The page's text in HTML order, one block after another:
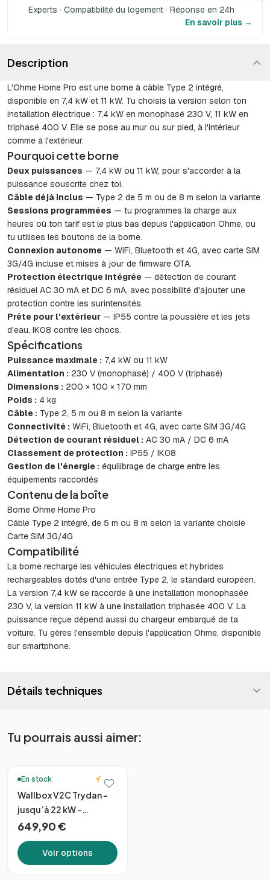
Experts · Compatibilité du logement · Réponse en 24h
En savoir plus →
Description
L'Ohme Home Pro est une borne à câble Type 2 intégré,
disponible en 7,4 kW et 11 kW. Tu choisis la version selon ton
installation électrique : 7,4 kW en monophasé 230 V, 11 kW en
triphasé 400 V. Elle se pose au mur ou sur pied, à l'intérieur
comme à l'extérieur.
Pourquoi cette borne
Deux puissances — 7,4 kW ou 11 kW, pour s'accorder à la
puissance souscrite chez toi.
Câble déjà inclus — Type 2 de 5 m ou de 8 m selon la variante.
Sessions programmées — tu programmes la charge aux
heures où ton tarif est le plus bas depuis l'application Ohme, ou
tu utilises les boutons de la borne.
Connexion autonome — WiFi, Bluetooth et 4G, avec carte SIM
3G/4G incluse et mises à jour de firmware OTA.
Protection électrique intégrée — détection de courant
résiduel AC 30 mA et DC 6 mA, avec possibilité d'ajouter une
protection contre les surintensités.
Prête pour l'extérieur — IP55 contre la poussière et les jets
d'eau, IK08 contre les chocs.
Spécifications
Puissance maximale : 7,4 kW ou 11 kW
Alimentation : 230 V (monophasé) / 400 V (triphasé)
Dimensions : 200 × 100 × 170 mm
Poids : 4 kg
Câble : Type 2, 5 m ou 8 m selon la variante
Connectivité : WiFi, Bluetooth et 4G, avec carte SIM 3G/4G
Détection de courant résiduel : AC 30 mA / DC 6 mA
Classement de protection : IP55 / IK08
Gestion de l'énergie : équilibrage de charge entre les
équipements raccordés
Contenu de la boîte
Borne Ohme Home Pro
Câble Type 2 intégré, de 5 m ou 8 m selon la variante choisie
Carte SIM 3G/4G
Compatibilité
La borne recharge les véhicules électriques et hybrides
rechargeables dotés d'une entrée Type 2, le standard européen.
La version 7,4 kW se raccorde à une installation monophasée
230 V, la version 11 kW à une installation triphasée 400 V. La
puissance reçue dépend aussi du chargeur embarqué de ta
voiture. Tu gères l'ensemble depuis l'application Ohme, disponible
sur smartphone.
Détails techniques
Tu pourrais aussi aimer:
En stock
5.0
Wallbox V2C Trydan –
jusqu’à 22 kW –
Connectivité
Intelligente
649,90 €
Voir options